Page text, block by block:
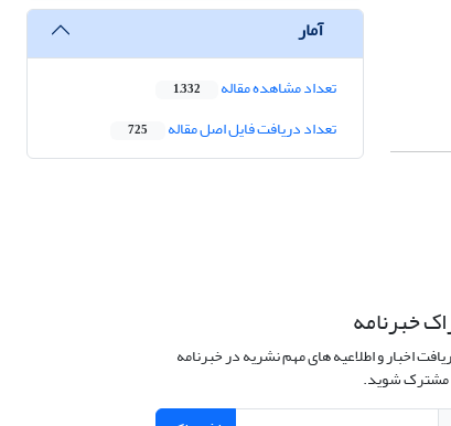
آمار
تعداد مشاهده مقاله 1,332
تعداد دریافت فایل اصل مقاله 725
خبرنامه
اخبار و اطلاعیه های مهم نشریه در خبرنامه
مشترک شوید.